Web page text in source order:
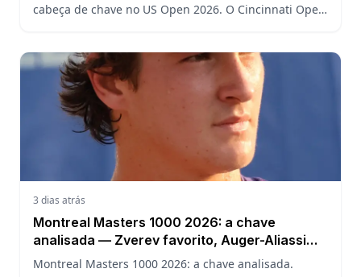
cabeça de chave no US Open 2026. O Cincinnati Open
3 dias atrás
Montreal Masters 1000 2026: a chave
analisada — Zverev favorito, Auger-Aliassime
em casa e o caminho de João Fonseca
Montreal Masters 1000 2026: a chave analisada.